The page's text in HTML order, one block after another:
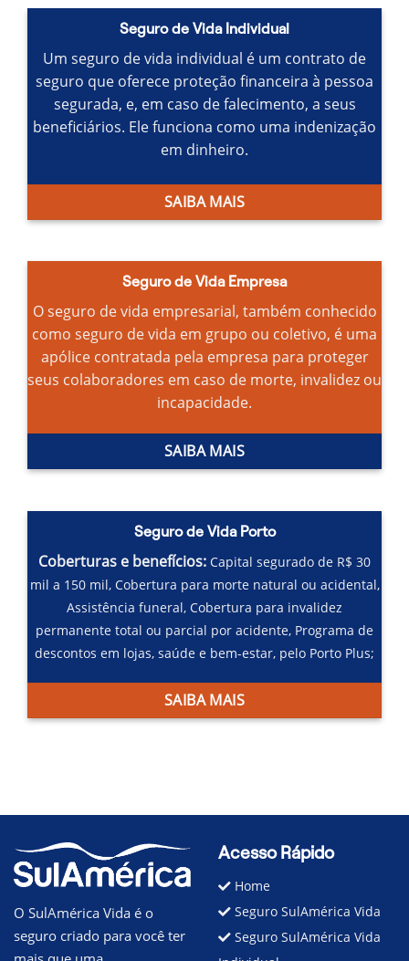
Seguro de Vida Individual
Um seguro de vida individual é um contrato de
seguro que oferece proteção financeira à pessoa
segurada, e, em caso de falecimento, a seus
beneficiários. Ele funciona como uma indenização
em dinheiro.
SAIBA MAIS
Seguro de Vida Empresa
O seguro de vida empresarial, também conhecido
como seguro de vida em grupo ou coletivo, é uma
apólice contratada pela empresa para proteger
seus colaboradores em caso de morte, invalidez ou
incapacidade.
SAIBA MAIS
Seguro de Vida Porto
Coberturas e benefícios: Capital segurado de R$ 30
mil a 150 mil, Cobertura para morte natural ou acidental,
Assistência funeral,Cobertura para invalidez
permanente total ou parcial por acidente, Programa de
descontos em lojas, saúde e bem-estar, pelo Porto Plus;
SAIBA MAIS
O SulAmérica Vida é o
seguro criado para você ter
Acesso Rápido
Home
Seguro SulAmérica Vida
Seguro SulAmérica Vida